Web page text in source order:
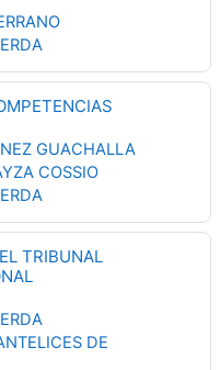
GUACHALLA
COSSIO
TRIBUNAL
DE